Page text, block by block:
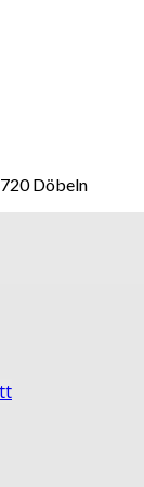
Döbeln